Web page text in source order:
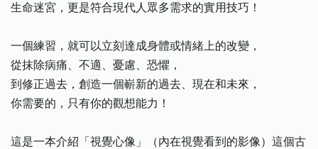
生命迷宮，更是符合現代人眾多需求的實用技巧！
一個練習，就可以立刻達成身體或情緒上的改變，
從抹除病痛、不適、憂慮、恐懼，
到修正過去，創造一個嶄新的過去、現在和未來，
你需要的，只有你的觀想能力！
這是一本介紹「視覺心像」（內在視覺看到的影像）這個古